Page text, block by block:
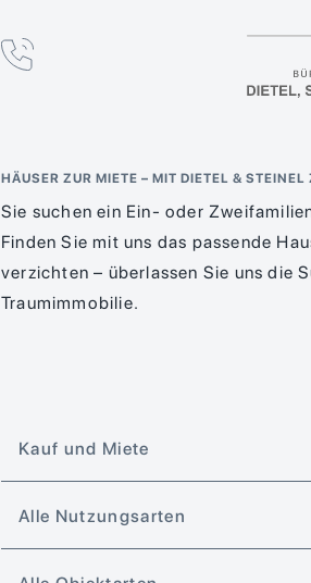
HÄUSER ZUR MIETE – MIT DIETEL &
Sie suchen ein Ein- oder
Finden Sie mit uns das passende
verzichten – überlassen Sie uns die
Traumimmobilie.
Kauf und Miete
Alle Nutzungsarten